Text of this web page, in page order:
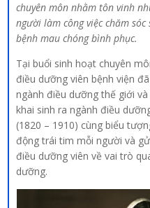
chuyên môn nhằm tôn vinh
người làm công việc chăm
bệnh mau chóng bình phục.
Tại buổi sinh hoạt chuyên
điều dưỡng viên bệnh viện
ngành điều dưỡng thế giới
khai sinh ra ngành điều
(1820 – 1910) cùng biểu
động trái tim mỗi người và
điều dưỡng viên về vai trò
dưỡng.